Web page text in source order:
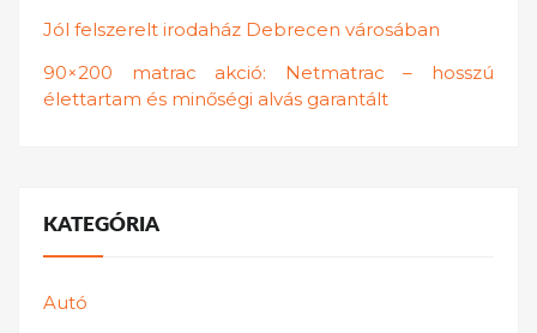
Jól felszerelt irodaház Debrecen városában
90×200 matrac akció: Netmatrac – hosszú
élettartam és minőségi alvás garantált
KATEGÓRIA
Autó